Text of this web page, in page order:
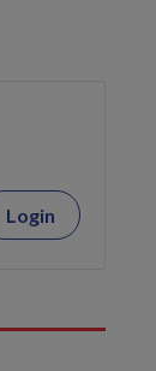
Login